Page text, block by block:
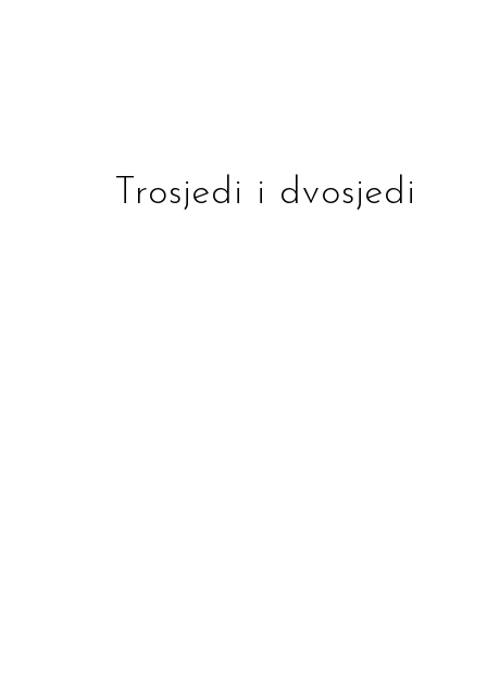
Trosjedi i dvosjedi